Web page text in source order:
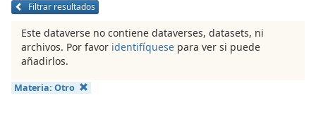
Filtrar resultados
Este dataverse no contiene dataverses, datasets, ni
archivos. Por favor identifíquese para ver si puede
añadirlos.
Materia: Otro